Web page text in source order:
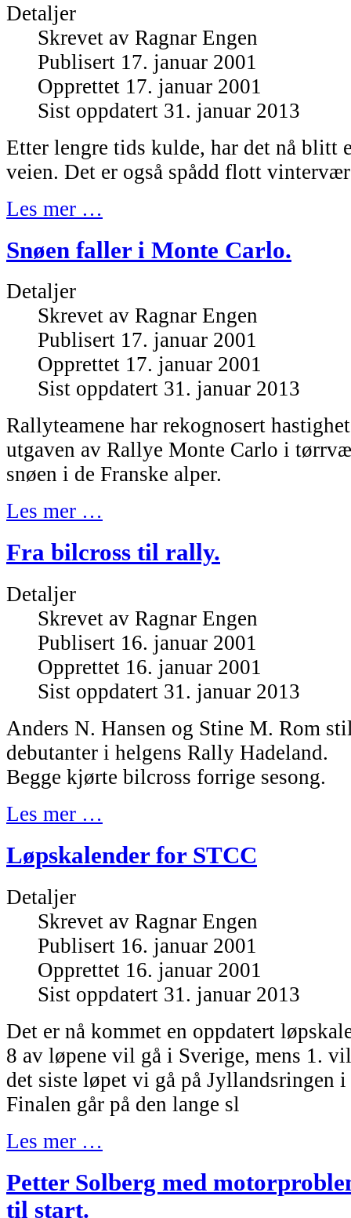
Detaljer
Skrevet av Ragnar Engen
Publisert 17. januar 2001
Opprettet 17. januar 2001
Sist oppdatert 31. januar 2013
Etter lengre tids kulde, har det nå blitt
veien. Det er også spådd flott
Les mer …
Snøen faller i Monte Carlo.
Detaljer
Skrevet av Ragnar Engen
Publisert 17. januar 2001
Opprettet 17. januar 2001
Sist oppdatert 31. januar 2013
Rallyteamene har rekognosert
utgaven av Rallye Monte Carlo i
snøen i de Franske alper.
Les mer …
Fra bilcross til rally.
Detaljer
Skrevet av Ragnar Engen
Publisert 16. januar 2001
Opprettet 16. januar 2001
Sist oppdatert 31. januar 2013
Anders N. Hansen og Stine M. Rom
debutanter i helgens Rally Hadeland.
Begge kjørte bilcross forrige sesong.
Les mer …
Løpskalender for STCC
Detaljer
Skrevet av Ragnar Engen
Publisert 16. januar 2001
Opprettet 16. januar 2001
Sist oppdatert 31. januar 2013
Det er nå kommet en oppdatert
8 av løpene vil gå i Sverige, mens 1.
det siste løpet vi gå på Jyllandsringen
Finalen går på den lange sl
Les mer …
Petter Solberg med
til start.